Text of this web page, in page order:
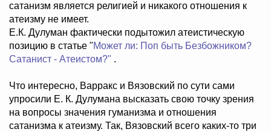
сатанизм является религией и никакого отношения к
атеизму не имеет.
Е.К. Дулуман фактически подытожил атеистическую
позицию в статье "Может ли: Поп быть Безбожником?
Сатанист - Атеистом?" .
Что интересно, Варракс и Вязовский по сути сами
упросили Е. К. Дулумана высказать свою точку зрения
на вопросы значения гуманизма и отношения
сатанизма к атеизму. Так, Вязовский всего каких-то три